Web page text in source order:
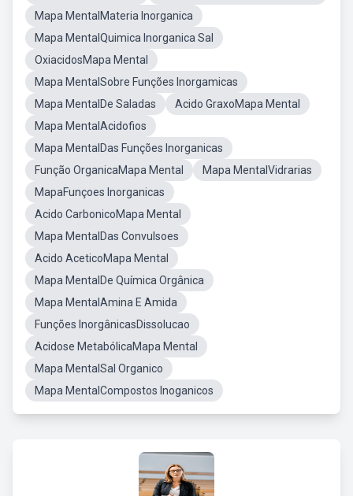
Mapa MentalMateria Inorganica
Mapa MentalQuimica Inorganica Sal
OxiacidosMapa Mental
Mapa MentalSobre Funções Inorgamicas
Mapa MentalDe Saladas
Acido GraxoMapa Mental
Mapa MentalAcidofios
Mapa MentalDas Funções Inorganicas
Função OrganicaMapa Mental
Mapa MentalVidrarias
MapaFunçoes Inorganicas
Acido CarbonicoMapa Mental
Mapa MentalDas Convulsoes
Acido AceticoMapa Mental
Mapa MentalDe Química Orgânica
Mapa MentalAmina E Amida
Funções InorgânicasDissolucao
Acidose MetabólicaMapa Mental
Mapa MentalSal Organico
Mapa MentalCompostos Inoganicos